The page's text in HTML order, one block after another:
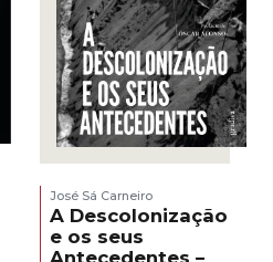
José Sá Carneiro
A Descolonização
e os seus
Antecedentes –